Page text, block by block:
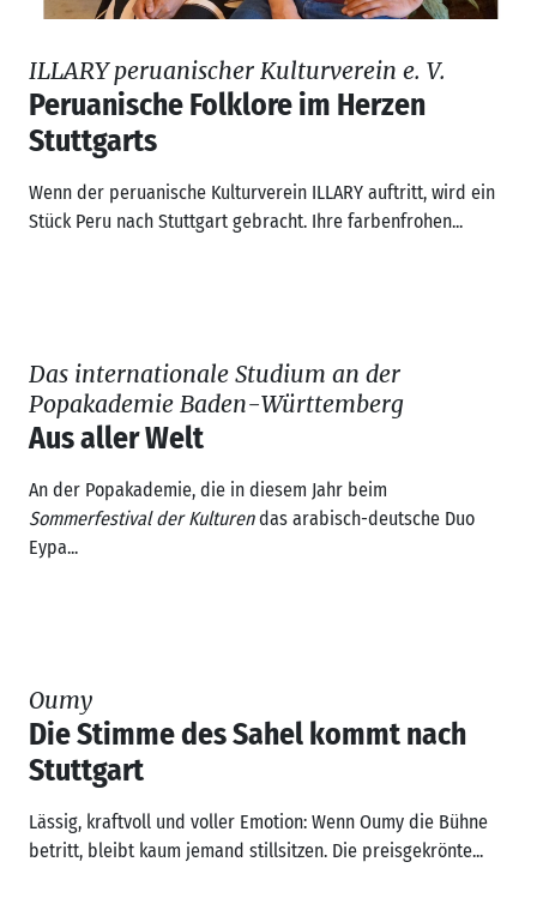
ILLARY peruanischer Kulturverein e. V.
Peruanische Folklore im Herzen
Stuttgarts
Wenn der peruanische Kulturverein ILLARY auftritt, wird ein
Stück Peru nach Stuttgart gebracht. Ihre farbenfrohen...
Das internationale Studium an der
Popakademie Baden-Württemberg
Aus aller Welt
An der Popakademie, die in diesem Jahr beim
Sommerfestival der Kulturendas arabisch-deutsche Duo
Eypa...
Oumy
Die Stimme des Sahel kommt nach
Stuttgart
Lässig, kraftvoll und voller Emotion: Wenn Oumy die Bühne
betritt, bleibt kaum jemand stillsitzen. Die preisgekrönte...